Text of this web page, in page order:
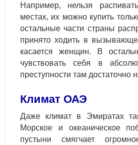
Например, нельзя
местах, их можно купить
остальные части страны
принято ходить в
касается женщин. В
чувствовать себя в
преступности там достаточно
Климат ОАЭ
Даже климат в Эмиратах
Морское и океаническое
пустыни смягчает